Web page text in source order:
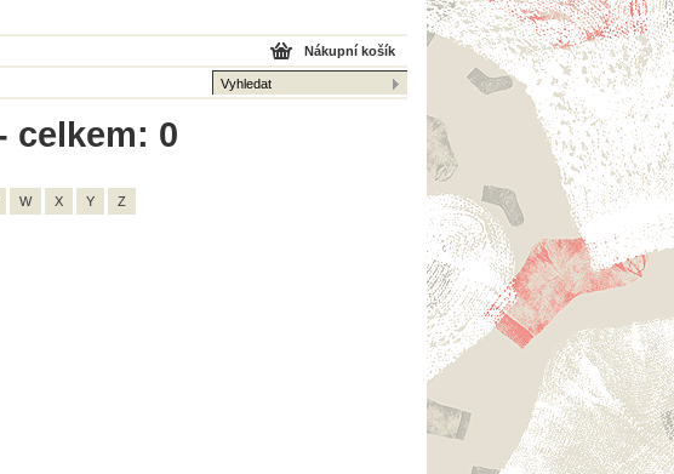
Nákupní košík
celkem: 0
W X Y Z